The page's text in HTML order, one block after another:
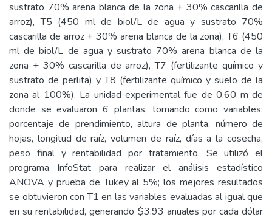
sustrato 70% arena blanca de la zona + 30% cascarilla de
arroz), T5 (450 ml de biol/L de agua y sustrato 70%
cascarilla de arroz + 30% arena blanca de la zona), T6 (450
ml de biol/L de agua y sustrato 70% arena blanca de la
zona + 30% cascarilla de arroz), T7 (fertilizante químico y
sustrato de perlita) y T8 (fertilizante químico y suelo de la
zona al 100%). La unidad experimental fue de 0.60 m de
donde se evaluaron 6 plantas, tomando como variables:
porcentaje de prendimiento, altura de planta, número de
hojas, longitud de raíz, volumen de raíz, días a la cosecha,
peso final y rentabilidad por tratamiento. Se utilizó el
programa InfoStat para realizar el análisis estadístico
ANOVA y prueba de Tukey al 5%; los mejores resultados
se obtuvieron con T1 en las variables evaluadas al igual que
en su rentabilidad, generando $3.93 anuales por cada dólar